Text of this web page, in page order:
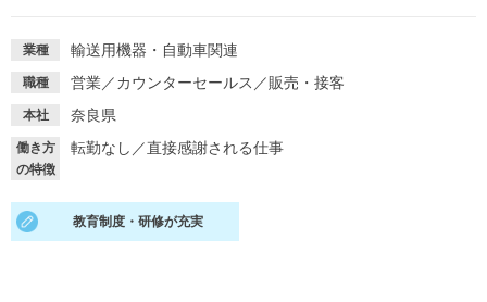
採用情報を探す
説明会を探す
イベントを探す
業種 輸送用機器・自動車関連
職種 営業／カウンターセールス ／販売・接客
本社 奈良県
働き方
の特徴
転勤なし ／直接感謝される仕事
教育制度・研修が充実